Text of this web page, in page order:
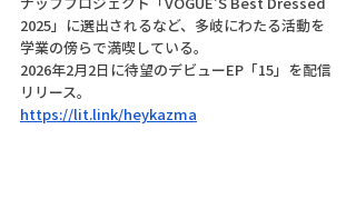
2025」に選出されるなど、多岐にわたる活動を
学業の傍らで満喫している。
2026年2月2日に待望のデビューEP「15」を配信
リリース。
https://lit.link/heykazma